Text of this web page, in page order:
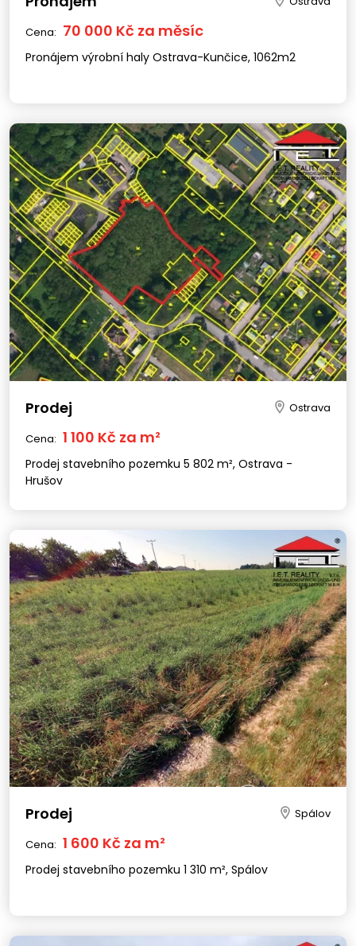
Cena: 70 000 Kč za měsíc
Pronájem výrobní haly Ostrava-Kunčice, 1062m2
Prodej Ostrava
Cena: 1 100 Kč za m²
Prodej stavebního pozemku 5 802 m², Ostrava -
Hrušov
Prodej Spálov
Cena: 1 600 Kč za m²
Prodej stavebního pozemku 1 310 m², Spálov